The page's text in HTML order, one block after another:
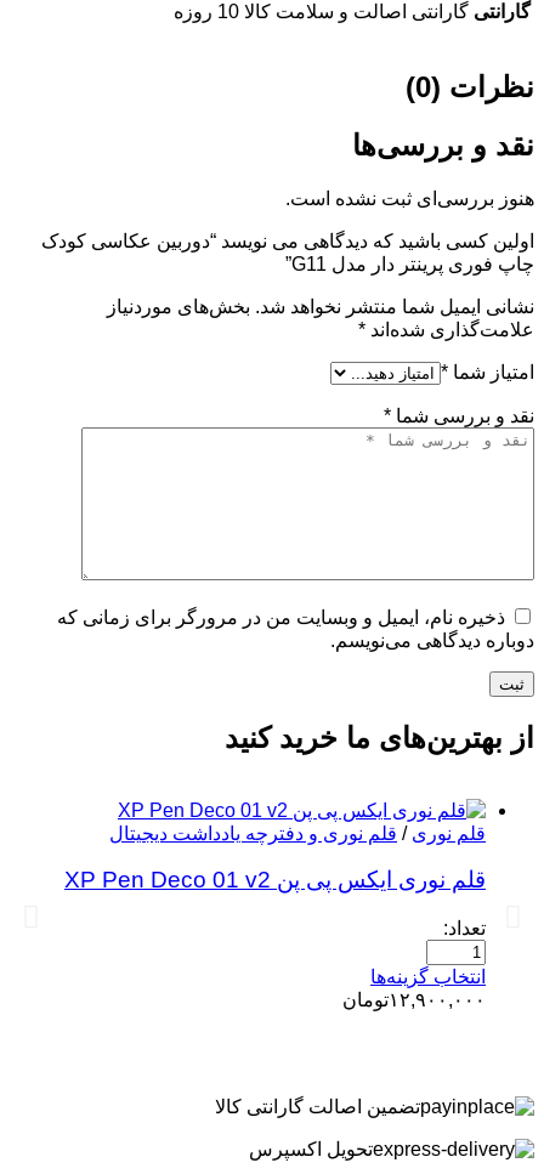
گارانتی گارانتی اصالت و سلامت کالا 10 روزه
نظرات (0)
نقد و بررسی‌ها
هنوز بررسی‌ای ثبت نشده است.
اولین کسی باشید که دیدگاهی می نویسد “دوربین عکاسی کودک
چاپ فوری پرینتر دار مدل G11”
نشانی ایمیل شما منتشر نخواهد شد. بخش‌های موردنیاز
علامت‌گذاری شده‌اند *
امتیاز شما *
نقد و بررسی شما *
ذخیره نام، ایمیل و وبسایت من در مرورگر برای زمانی که
دوباره دیدگاهی می‌نویسم.
ثبت
از بهترین‌های ما خرید کنید
قلم نوری / قلم نوری و دفترچه یادداشت دیجیتال
قلم نوری ایکس پی پن XP Pen Deco 01 v2
تعداد:
انتخاب گزینه‌ها
۱۲,۹۰۰,۰۰۰تومان
تضمین اصالت گارانتی کالا
تحویل اکسپرس